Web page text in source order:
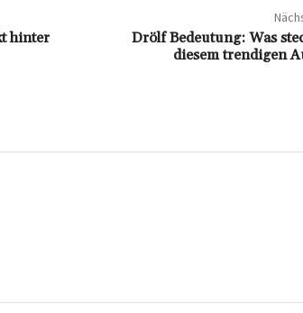
hinter
Drölf Bedeutung: Was
diesem trendigen